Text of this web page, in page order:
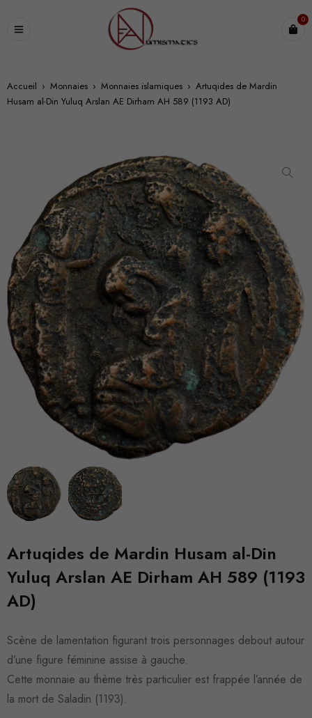
0
Accueil › Monnaies › Monnaies islamiques › Artuqides de Mardin
Husam al-Din Yuluq Arslan AE Dirham AH 589 (1193 AD)
Artuqides de Mardin Husam al-Din
Yuluq Arslan AE Dirham AH 589 (1193
AD)
Scène de lamentation figurant trois personnages debout autour
d’une figure féminine assise à gauche.
Cette monnaie au thème très particulier est frappée l’année de
la mort de Saladin (1193).